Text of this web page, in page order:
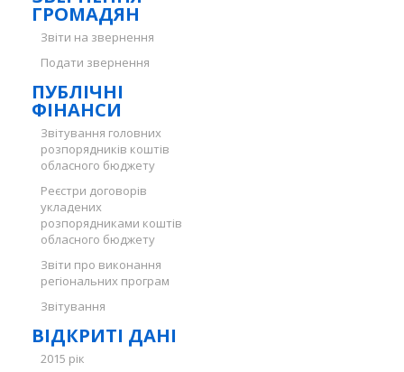
ГРОМАДЯН
Звіти на звернення
Подати звернення
ПУБЛІЧНІ
ФІНАНСИ
Звітування головних
розпорядників коштів
обласного бюджету
Реєстри договорів
укладених
розпорядниками коштів
обласного бюджету
Звіти про виконання
регіональних програм
Звітування
ВІДКРИТІ ДАНІ
2015 рік